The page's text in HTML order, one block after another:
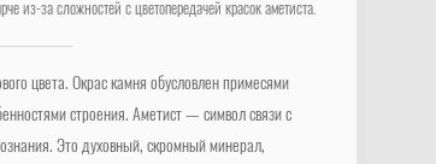
из-за сложностей с цветопередачей красок аметиста.
цвета. Окрас камня обусловлен примесями
строения. Аметист — символ связи с
Это духовный, скромный минерал,